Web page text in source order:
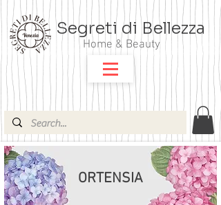
Segreti di Bellezza
Home & Beauty
ORTENSIA